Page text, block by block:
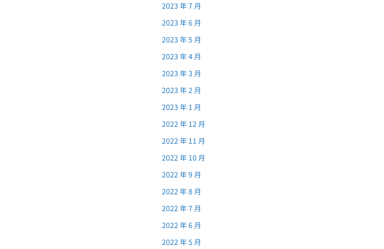
2023 年 7 月
2023 年 6 月
2023 年 5 月
2023 年 4 月
2023 年 3 月
2023 年 2 月
2023 年 1 月
2022 年 12 月
2022 年 11 月
2022 年 10 月
2022 年 9 月
2022 年 8 月
2022 年 7 月
2022 年 6 月
2022 年 5 月